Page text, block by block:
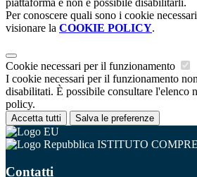
piattaforma e non è possibile disabilitarli.
Per conoscere quali sono i cookie
visionare la COOKIE POLICY.
Cookie necessari per il funzionamento
I cookie necessari per il funzionamento
disabilitati. È possibile consultare l'elenco
policy.
Accetta tutti Salva le preferenze
ISTITUTO
Contatti